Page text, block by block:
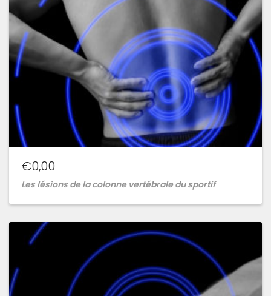
€0,00
Les lésions de la colonne vertébrale du sportif
Ajouter
wishlist